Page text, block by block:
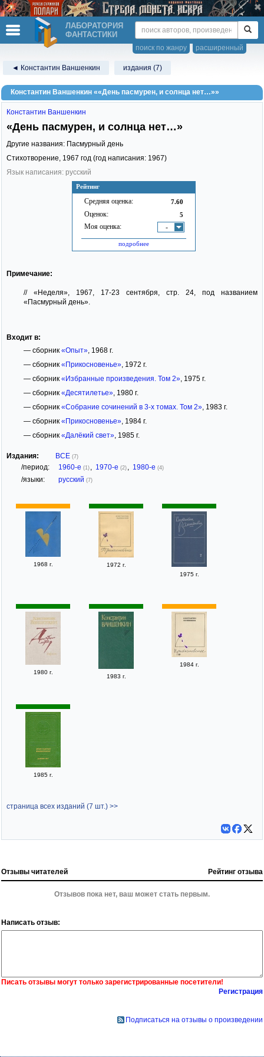
ЛАБОРАТОРИЯ
ФАНТАСТИКИ
расширенный
поиск по жанру
◄ Константин Ваншенкин издания (7)
Константин Ваншенкин ««День пасмурен, и солнца нет…»»
Рейтинг
Средняя оценка: 7.60
Оценок: 5
Моя оценка: -
подробнее
Константин Ваншенкин
«День пасмурен, и солнца нет…»
Другие названия: Пасмурный день
Стихотворение, 1967 год (год написания: 1967)
Язык написания: русский
Примечание:
// «Неделя», 1967, 17-23 сентября, стр. 24, под названием
«Пасмурный день».
Входит в:
— сборник «Опыт», 1968 г.
— сборник «Прикосновенье», 1972 г.
— сборник «Избранные произведения. Том 2», 1975 г.
— сборник «Десятилетье», 1980 г.
— сборник «Собрание сочинений в 3-х томах. Том 2», 1983 г.
— сборник «Прикосновенье», 1984 г.
— сборник «Далёкий свет», 1985 г.
Издания: ВСЕ (7)
/период: 1960-е (1) 1970-е (2) 1980-е (4)
/языки: русский (7)
1968 г.
1972 г.
1975 г.
1980 г.
1983 г.
1984 г.
1985 г.
страница всех изданий (7 шт.) >>
Отзывы читателей Рейтинг отзыва
Отзывов пока нет, ваш может стать первым.
Написать отзыв:
Писать отзывы могут только зарегистрированные посетители!
Регистрация
Подписаться на отзывы о произведении